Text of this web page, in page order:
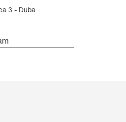
3 - Duba